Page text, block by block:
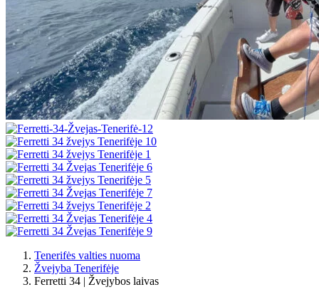
Tenerifės valties nuoma
Žvejyba Tenerifėje
Ferretti 34 | Žvejybos laivas